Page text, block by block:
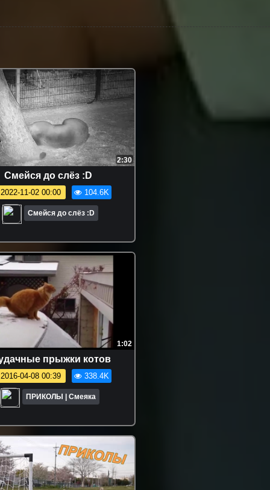
2:30
Смейся до слёз :D
2022-11-02 00:00 104.6K
Смейся до слёз :D
1:02
прыжки котов
2016-04-08 00:39 338.4K
ПРИКОЛЫ | Смеяка